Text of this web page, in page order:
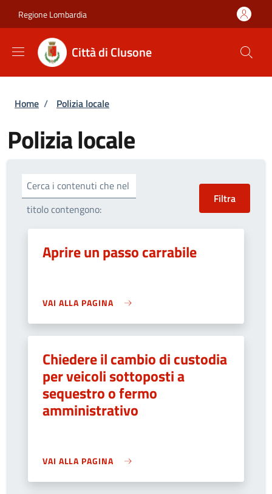
Regione Lombardia
Città di Clusone
Briciole di pane
Home / Polizia locale
Polizia locale
Cerca i contenuti che nel
titolo contengono:
Aprire un passo carrabile
VAI ALLA PAGINA
Chiedere il cambio di custodia
per veicoli sottoposti a
sequestro o fermo
amministrativo
VAI ALLA PAGINA